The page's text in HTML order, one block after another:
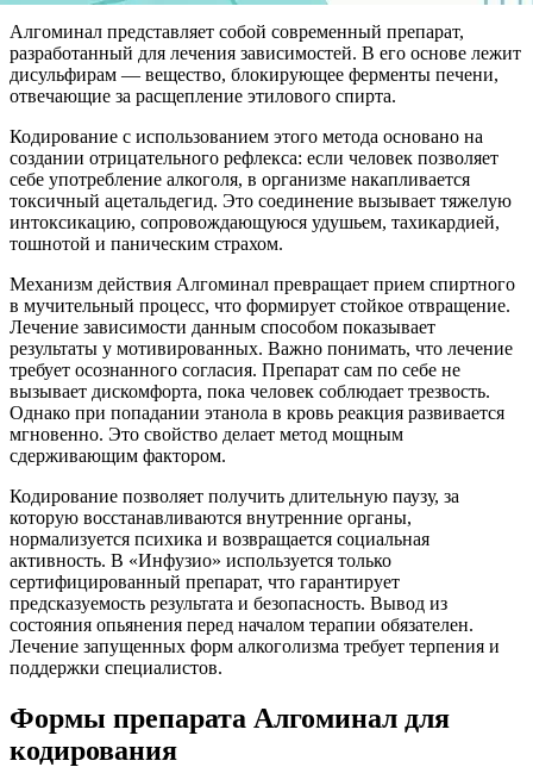
Алгоминал представляет собой современный препарат,
разработанный для лечения зависимостей. В его основе лежит
дисульфирам — вещество, блокирующее ферменты печени,
отвечающие за расщепление этилового спирта.
Кодирование с использованием этого метода основано на
создании отрицательного рефлекса: если человек позволяет
себе употребление алкоголя, в организме накапливается
токсичный ацетальдегид. Это соединение вызывает тяжелую
интоксикацию, сопровождающуюся удушьем, тахикардией,
тошнотой и паническим страхом.
Механизм действия Алгоминал превращает прием спиртного
в мучительный процесс, что формирует стойкое отвращение.
Лечение зависимости данным способом показывает
результаты у мотивированных. Важно понимать, что лечение
требует осознанного согласия. Препарат сам по себе не
вызывает дискомфорта, пока человек соблюдает трезвость.
Однако при попадании этанола в кровь реакция развивается
мгновенно. Это свойство делает метод мощным
сдерживающим фактором.
Кодирование позволяет получить длительную паузу, за
которую восстанавливаются внутренние органы,
нормализуется психика и возвращается социальная
активность. В «Инфузио» используется только
сертифицированный препарат, что гарантирует
предсказуемость результата и безопасность. Вывод из
состояния опьянения перед началом терапии обязателен.
Лечение запущенных форм алкоголизма требует терпения и
поддержки специалистов.
Формы препарата Алгоминал для
кодирования